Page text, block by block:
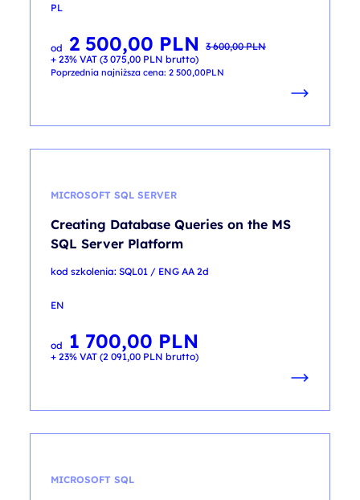
PL
od 3 600,00PLN
Pierwotna
cena
wynosiła:
3 600,00 PLN.
2 500,00 PLN
Aktualna
cena
wynosi:
2 500,00 PLN.
+ 23% VAT (3 075,00 PLN brutto)
Poprzednia najniższa cena: 2 500,00PLN
MICROSOFT SQL SERVER
Creating Database Queries on the MS
SQL Server Platform
kod szkolenia: SQL01 / ENG AA 2d
EN
od 1 700,00 PLN
+ 23% VAT (2 091,00 PLN brutto)
MICROSOFT SQL